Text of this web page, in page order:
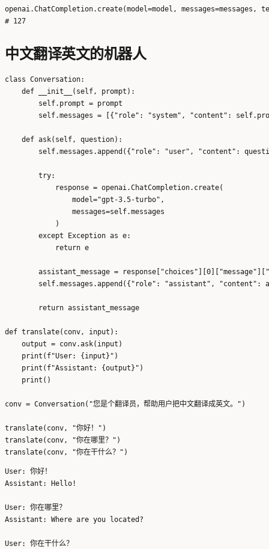
openai.ChatCompletion.create(model=model,
中文翻译英文的机器人
class Conversation:
    def __init__(self, prompt):
        self.prompt = prompt
self.messages = [{"role": "system", "content":
    def ask(self, question):
self.messages.append({"role": "user", "content":
        try:
            response = openai.ChatCompletion.create(
                model="gpt-3.5-turbo",
                messages=self.messages
            )
        except Exception as e:
            return e
assistant_message =
self.messages.append({"role": "assistant", "content":
        return assistant_message
def translate(conv, input):
    output = conv.ask(input)
    print(f"User: {input}")
    print(f"Assistant: {output}")
    print()
conv = Conversation("您是个翻译员，帮助用户把中文翻译成英文。")
translate(conv, "你好！")
translate(conv, "你在哪里？")
User: 你好！
Assistant: Hello!
User: 你在哪里？
Assistant: Where are you located?
User: 你在干什么？